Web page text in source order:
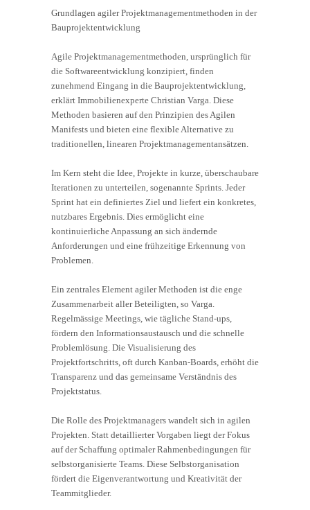
Grundlagen agiler Projektmanagementmethoden in der
Bauprojektentwicklung
Agile Projektmanagementmethoden, ursprünglich für
die Softwareentwicklung konzipiert, finden
zunehmend Eingang in die Bauprojektentwicklung,
erklärt Immobilienexperte Christian Varga. Diese
Methoden basieren auf den Prinzipien des Agilen
Manifests und bieten eine flexible Alternative zu
traditionellen, linearen Projektmanagementansätzen.
Im Kern steht die Idee, Projekte in kurze, überschaubare
Iterationen zu unterteilen, sogenannte Sprints. Jeder
Sprint hat ein definiertes Ziel und liefert ein konkretes,
nutzbares Ergebnis. Dies ermöglicht eine
kontinuierliche Anpassung an sich ändernde
Anforderungen und eine frühzeitige Erkennung von
Problemen.
Ein zentrales Element agiler Methoden ist die enge
Zusammenarbeit aller Beteiligten, so Varga.
Regelmässige Meetings, wie tägliche Stand-ups,
fördern den Informationsaustausch und die schnelle
Problemlösung. Die Visualisierung des
Projektfortschritts, oft durch Kanban-Boards, erhöht die
Transparenz und das gemeinsame Verständnis des
Projektstatus.
Die Rolle des Projektmanagers wandelt sich in agilen
Projekten. Statt detaillierter Vorgaben liegt der Fokus
auf der Schaffung optimaler Rahmenbedingungen für
selbstorganisierte Teams. Diese Selbstorganisation
fördert die Eigenverantwortung und Kreativität der
Teammitglieder.